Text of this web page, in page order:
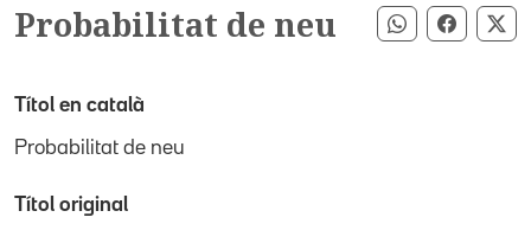
Probabilitat de neu Compartir
Títol en català
Probabilitat de neu
Títol original